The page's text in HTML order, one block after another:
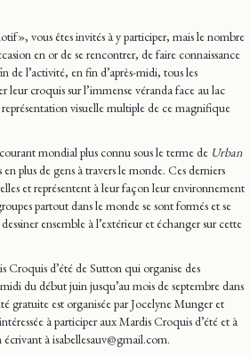
», vous êtes invités à y participer, mais le nombre
en or de se rencontrer, de faire connaissance
de l’activité, en fin d’après-midi, tous les
leur croquis sur l’immense véranda face au lac
visuelle multiple de ce magnifique
mondial plus connu sous le terme de Urban
plus de gens à travers le monde. Ces derniers
et représentent à leur façon leur environnement
partout dans le monde se sont formés et se
ensemble à l’extérieur et échanger sur cette
Croquis d’été de Sutton qui organise des
du début juin jusqu’au mois de septembre dans
gratuite est organisée par Jocelyne Munger et
à participer aux Mardis Croquis d’été et à
à isabellesauv@gmail.com.